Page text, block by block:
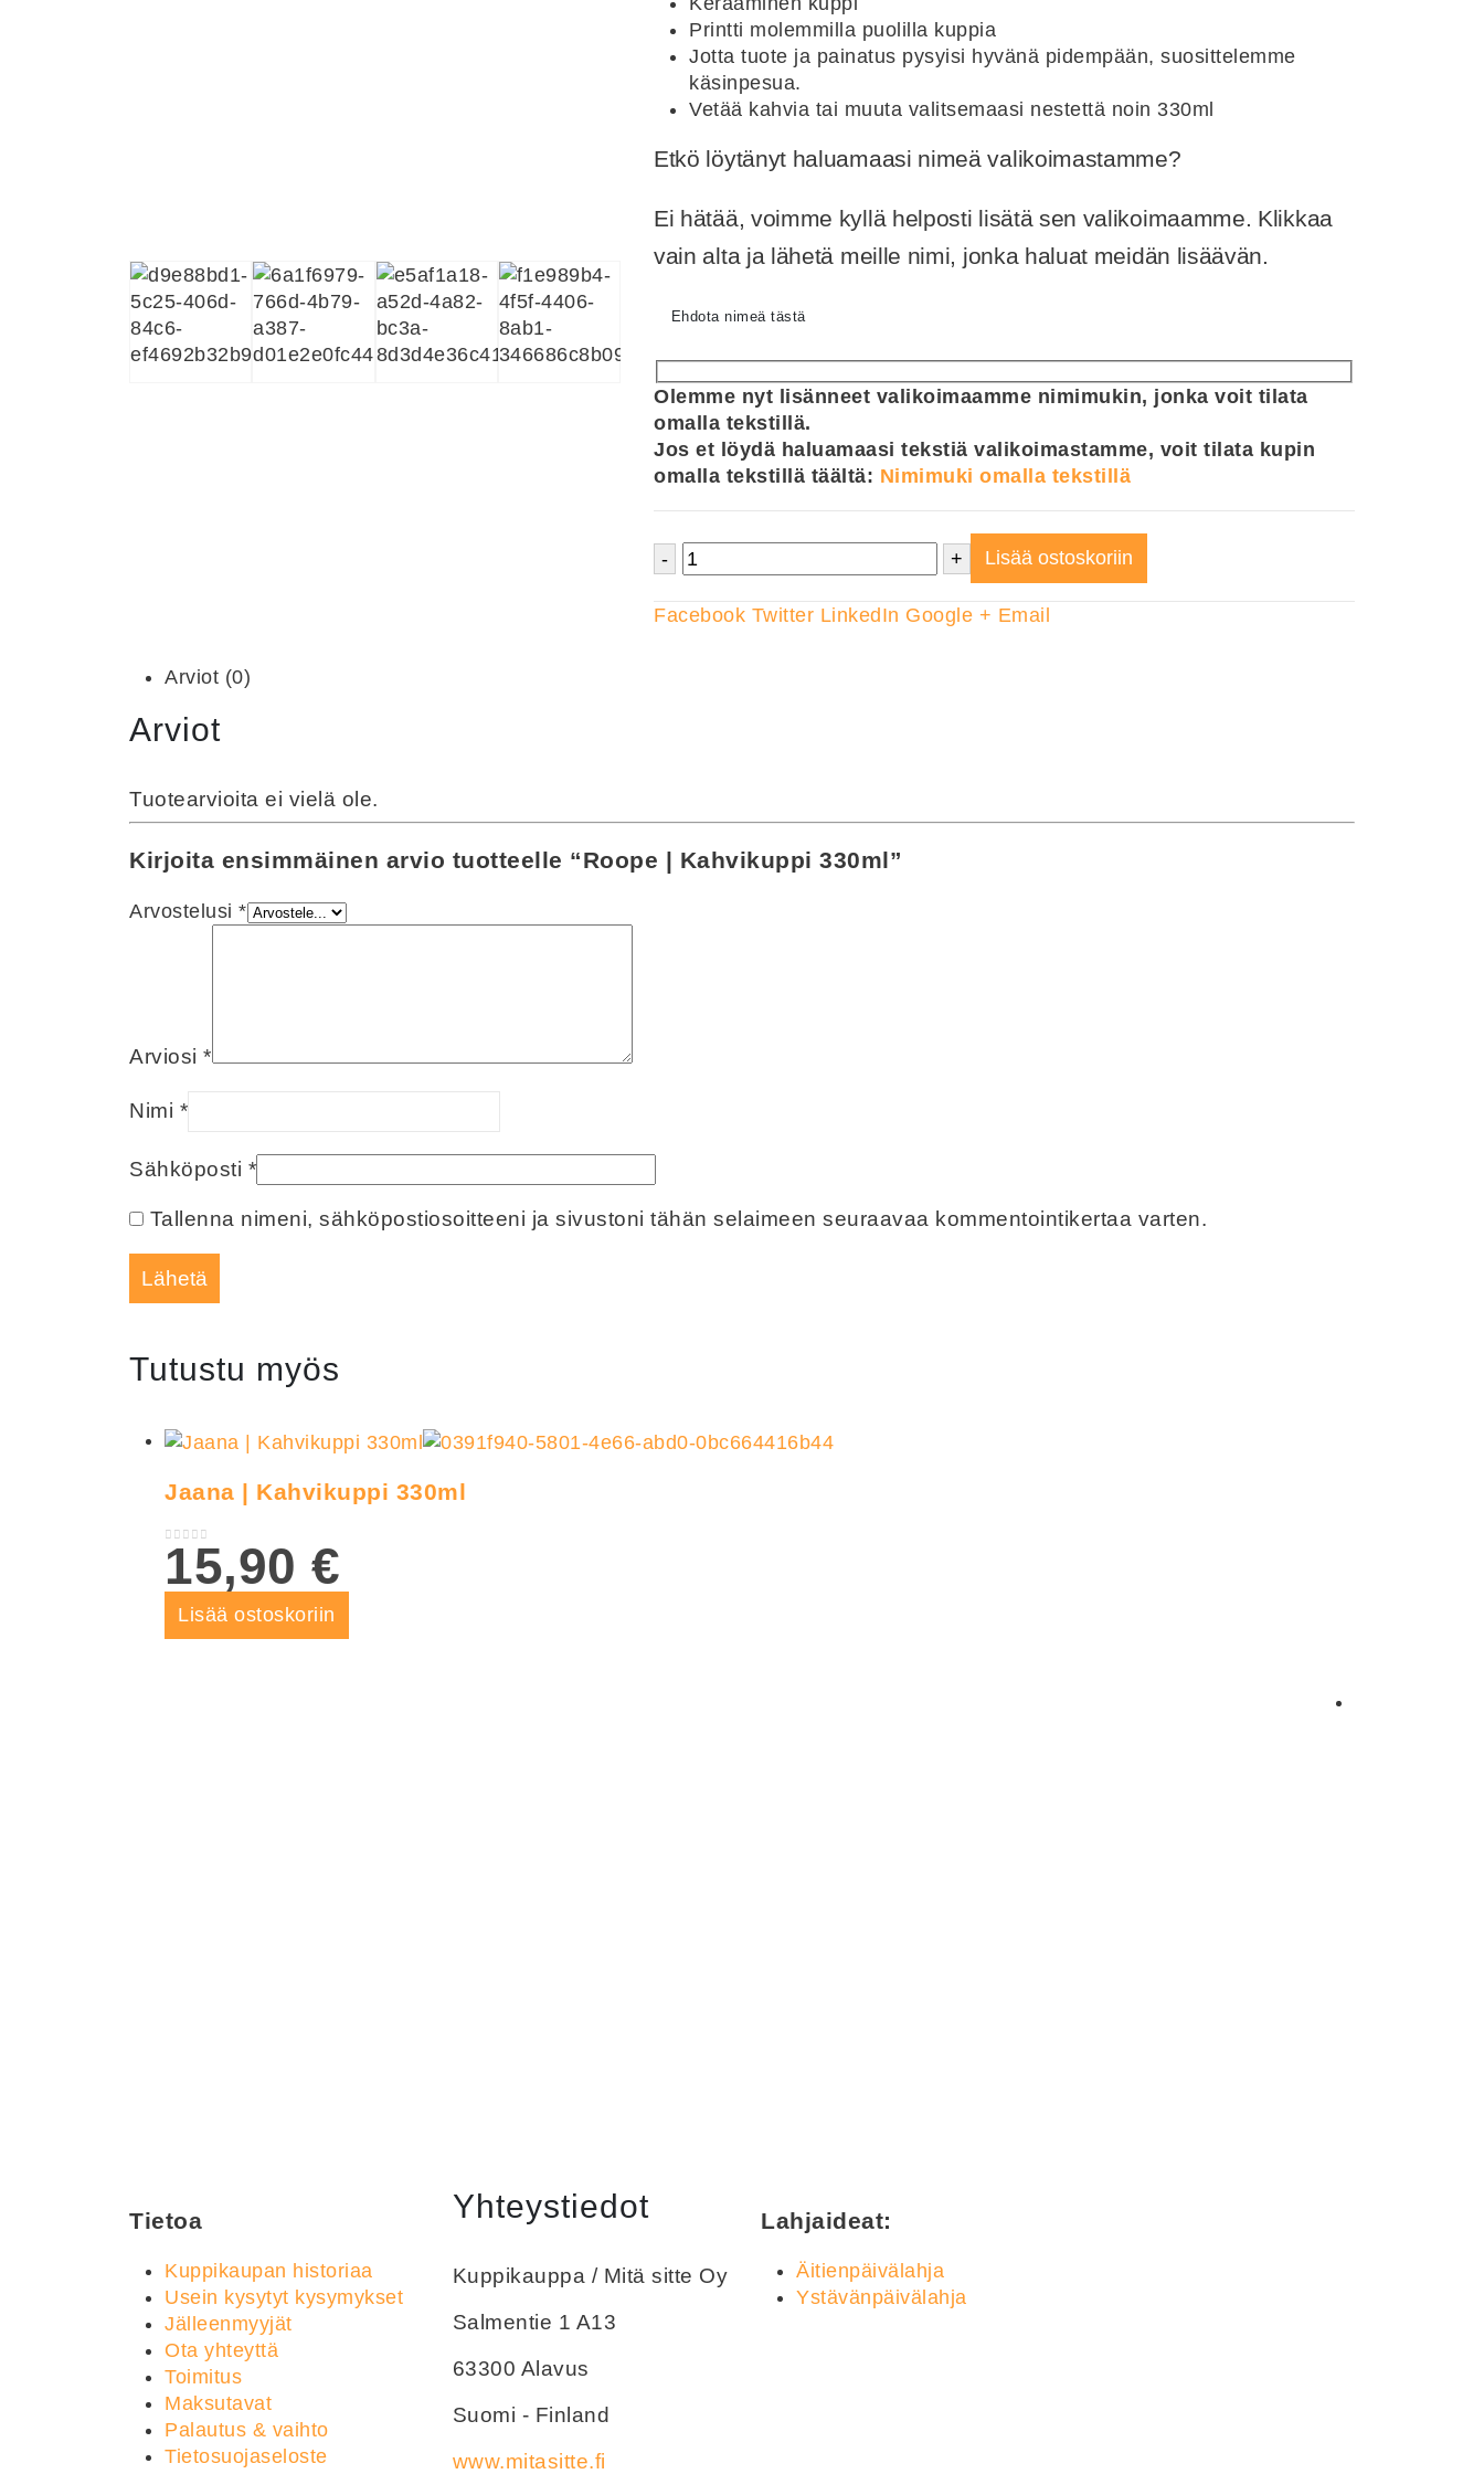
Printti molemmilla puolilla kuppia
Jotta tuote ja painatus pysyisi hyvänä pidempään, suosittelemme
käsinpesua.
Vetää kahvia tai muuta valitsemaasi nestettä noin 330ml
Etkö löytänyt haluamaasi nimeä valikoimastamme?
Ei hätää, voimme kyllä helposti lisätä sen valikoimaamme. Klikkaa
vain alta ja lähetä meille nimi, jonka haluat meidän lisäävän.
Ehdota nimeä tästä
Olemme nyt lisänneet valikoimaamme nimimukin, jonka voit tilata
omalla tekstillä.
Jos et löydä haluamaasi tekstiä valikoimastamme, voit tilata kupin
omalla tekstillä täältä: Nimimuki omalla tekstillä
- + Lisää ostoskoriin
Facebook Twitter LinkedIn Google + Email
Arviot (0)
Arviot
Tuotearvioita ei vielä ole.
Kirjoita ensimmäinen arvio tuotteelle “Roope | Kahvikuppi 330ml”
Arvostelusi *
Arviosi *
Nimi *
Sähköposti *
Tallenna nimeni, sähköpostiosoitteeni ja sivustoni tähän selaimeen seuraavaa kommentointikertaa varten.
Tutustu myös
Jaana | Kahvikuppi 330ml
0out of 5
15,90 €
Lisää ostoskoriin
Tietoa
Kuppikaupan historiaa
Usein kysytyt kysymykset
Jälleenmyyjät
Ota yhteyttä
Toimitus
Maksutavat
Palautus & vaihto
Tietosuojaseloste
Yhteystiedot
Kuppikauppa / Mitä sitte Oy
Salmentie 1 A13
63300 Alavus
Suomi - Finland
www.mitasitte.fi
Lahjaideat:
Äitienpäivälahja
Ystävänpäivälahja